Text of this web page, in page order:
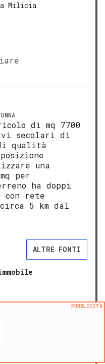
Milicia
di mq 7700
secolari di
qualità
una
per
ha doppi
rete
5 km dal
ALTRE FONTI
PUBBLICITÀ